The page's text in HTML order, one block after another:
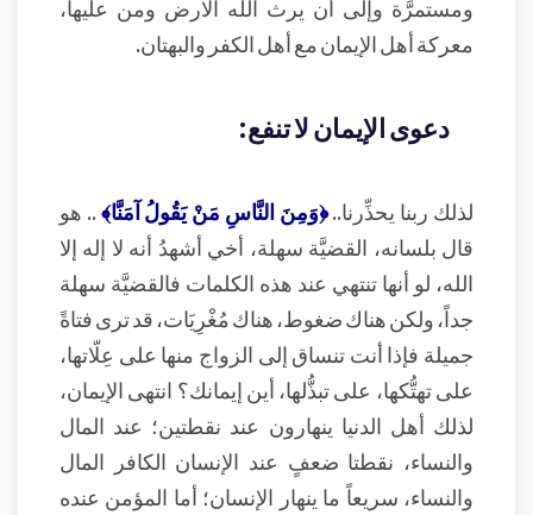
ومستمرَّة وإلى أن يرث الله الأرض ومن عليها،
معركة أهل الإيمان مع أهل الكفر والبهتان.
دعوى الإيمان لا تنفع:
لذلك ربنا يحذِّرنا..﴿وَمِنَ النَّاسِ مَنْ يَقُولُ آمَنَّا﴾.. هو
قال بلسانه، القضيَّة سهلة، أخي أشهدُ أنه لا إله إلا
الله، لو أنها تنتهي عند هذه الكلمات فالقضيَّة سهلة
جداً، ولكن هناك ضغوط، هناك مُغْرِيَات، قد ترى فتاةً
جميلة فإذا أنت تنساق إلى الزواج منها على عِلّاتها،
على تهتُّكها، على تبذُّلها، أين إيمانك؟ انتهى الإيمان،
لذلك أهل الدنيا ينهارون عند نقطتين؛ عند المال
والنساء، نقطتا ضعفٍ عند الإنسان الكافر المال
والنساء، سريعاً ما ينهار الإنسان؛ أما المؤمن عنده